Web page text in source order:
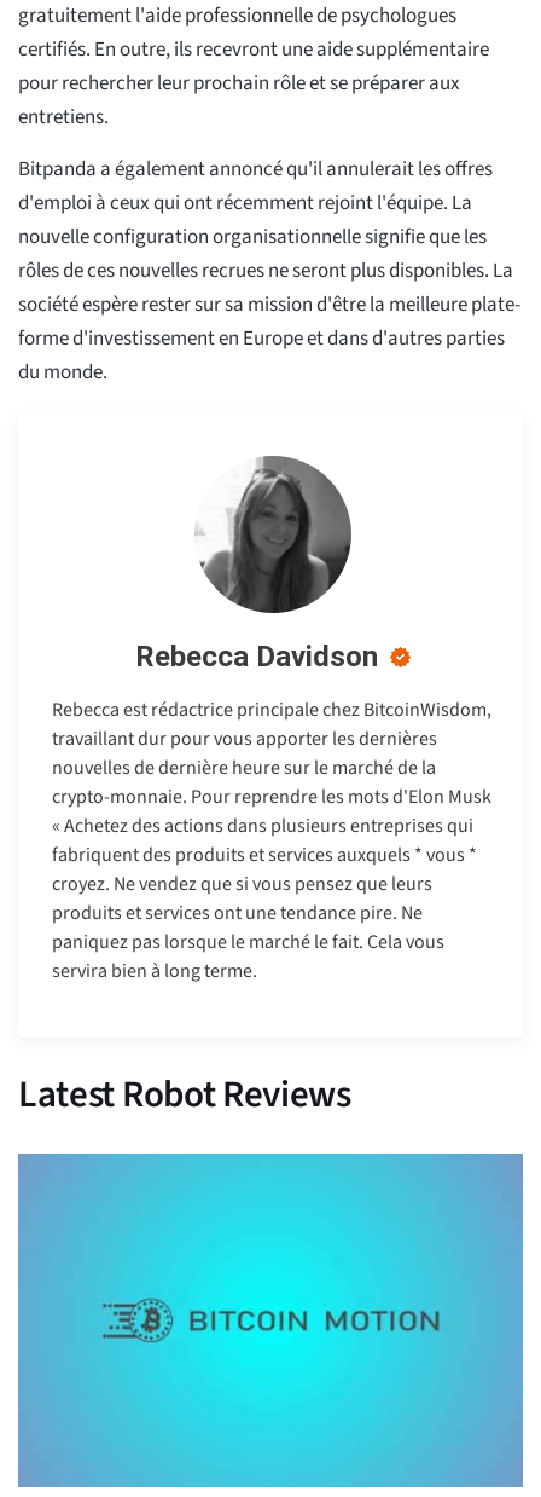
gratuitement l'aide professionnelle de psychologues
certifiés. En outre, ils recevront une aide supplémentaire
pour rechercher leur prochain rôle et se préparer aux
entretiens.
Bitpanda a également annoncé qu'il annulerait les offres
d'emploi à ceux qui ont récemment rejoint l'équipe. La
nouvelle configuration organisationnelle signifie que les
rôles de ces nouvelles recrues ne seront plus disponibles. La
société espère rester sur sa mission d'être la meilleure plate-
forme d'investissement en Europe et dans d'autres parties
du monde.
Rebecca Davidson
Rebecca est rédactrice principale chez BitcoinWisdom,
travaillant dur pour vous apporter les dernières
nouvelles de dernière heure sur le marché de la
crypto-monnaie. Pour reprendre les mots d'Elon Musk
« Achetez des actions dans plusieurs entreprises qui
fabriquent des produits et services auxquels * vous *
croyez. Ne vendez que si vous pensez que leurs
produits et services ont une tendance pire. Ne
paniquez pas lorsque le marché le fait. Cela vous
servira bien à long terme.
Latest Robot Reviews